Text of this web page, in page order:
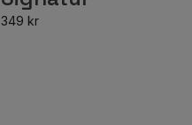
349 kr